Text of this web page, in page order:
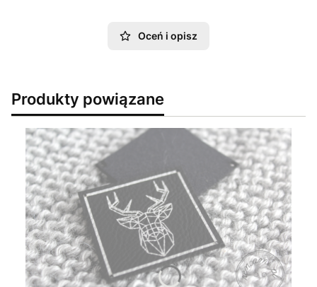
Oceń i opisz
Produkty powiązane